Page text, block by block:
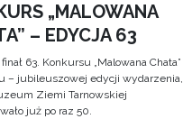
„MALOWANA
– EDYCJA 63
63. Konkursu „Malowana Chata”
– jubileuszowej edycji wydarzenia,
Ziemi Tarnowskiej
już po raz 50.